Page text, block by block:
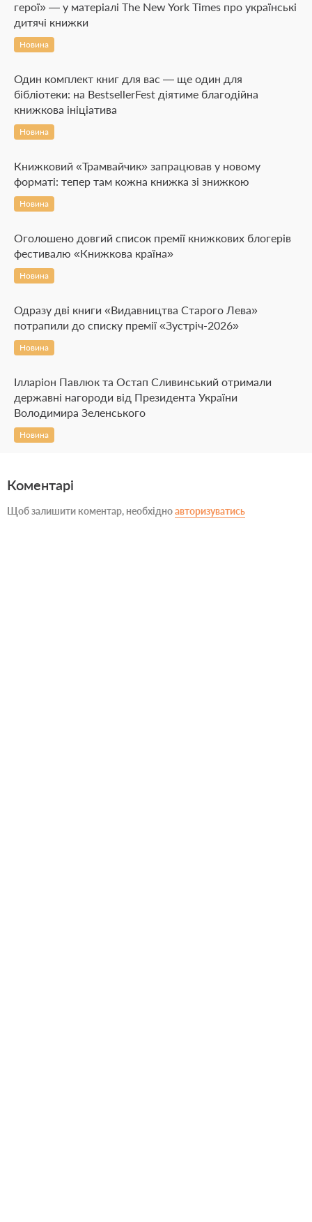
герої» — у матеріалі The New York Times про українські
дитячі книжки
Новина
Один комплект книг для вас — ще один для
бібліотеки: на BestsellerFest діятиме благодійна
книжкова ініціатива
Новина
Книжковий «Трамвайчик» запрацював у новому
форматі: тепер там кожна книжка зі знижкою
Новина
Оголошено довгий список премії книжкових блогерів
фестивалю «Книжкова країна»
Новина
Одразу дві книги «Видавництва Старого Лева»
потрапили до списку премії «Зустріч-2026»
Новина
Ілларіон Павлюк та Остап Сливинський отримали
державні нагороди від Президента України
Володимира Зеленського
Новина
Коментарі
Щоб залишити коментар, необхідноавторизуватись